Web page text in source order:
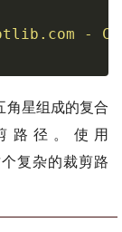
-
角星组成的复合
路径。使用
复杂的裁剪路